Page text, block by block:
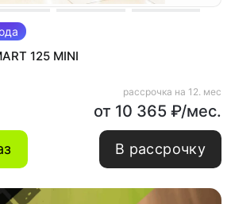
125 MINI
рассрочка на 12. мес
от 10 365 ₽/мес.
В рассрочку